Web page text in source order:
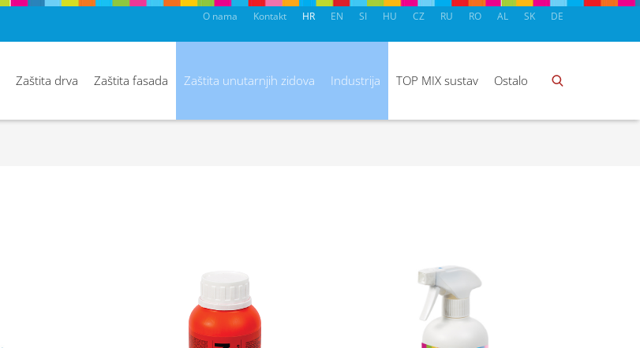
HR EN SI HU CZ RU RO AL SK DE
O nama Kontakt
Zaštita drva Zaštita fasada Zaštita unutarnjih zidova Industrija TOP MIX sustav Ostalo